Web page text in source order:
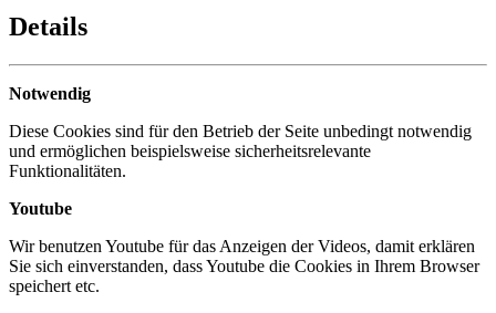
Details
Notwendig
Diese Cookies sind für den Betrieb der Seite unbedingt notwendig
und ermöglichen beispielsweise sicherheitsrelevante
Funktionalitäten.
Youtube
Wir benutzen Youtube für das Anzeigen der Videos, damit erklären
Sie sich einverstanden, dass Youtube die Cookies in Ihrem Browser
speichert etc.